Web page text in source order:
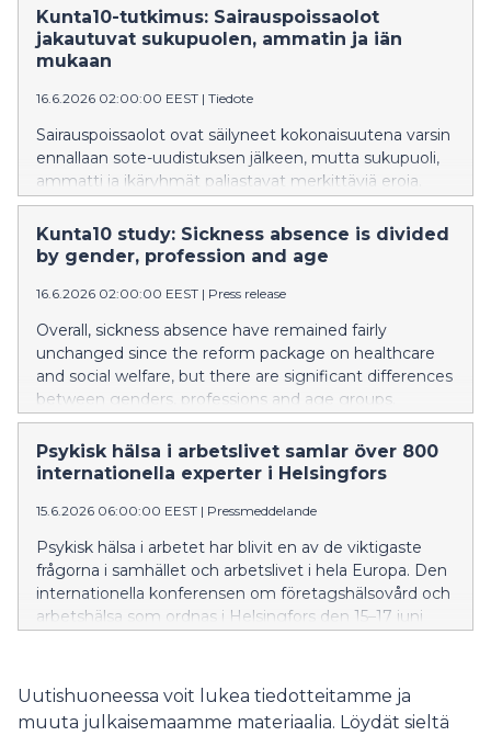
fler frånvarodagar än män, medelålders och personer
som arbetar i ledande uppgifter eller expertuppgifter.
Kunta10-tutkimus: Sairauspoissaolot
jakautuvat sukupuolen, ammatin ja iän
mukaan
16.6.2026 02:00:00 EEST | Tiedote
Sairauspoissaolot ovat säilyneet kokonaisuutena varsin
ennallaan sote-uudistuksen jälkeen, mutta sukupuoli,
ammatti ja ikäryhmät paljastavat merkittäviä eroja.
Naisilla ja nuorimmilla työntekijöillä sekä esimerkiksi
varhaiskasvatuksen työntekijöillä on enemmän
poissaoloja verrattuna miehiin, keski-ikäisiin ja
työskenteleviin.
Kunta10 study: Sickness absence is divided
by gender, profession and age
16.6.2026 02:00:00 EEST | Press release
Overall, sickness absence have remained fairly
unchanged since the reform package on healthcare
and social welfare, but there are significant differences
between genders, professions and age groups.
Women and the youngest employees, as well as
employees in early childhood education, for example,
have more absences than men, middle-aged
specialist positions.
Psykisk hälsa i arbetslivet samlar över 800
internationella experter i Helsingfors
15.6.2026 06:00:00 EEST | Pressmeddelande
Psykisk hälsa i arbetet har blivit en av de viktigaste
frågorna i samhället och arbetslivet i hela Europa. Den
internationella konferensen om företagshälsovård och
arbetshälsa som ordnas i Helsingfors den 15–17 juni
arbetet.
Uutishuoneessa voit lukea tiedotteitamme ja
muuta julkaisemaamme materiaalia. Löydät sieltä